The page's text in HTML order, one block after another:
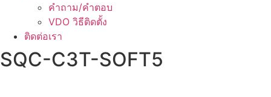
คำถาม/คำตอบ
VDO วิธีติดตั้ง
ติดต่อเรา
SQC-C3T-SOFT5